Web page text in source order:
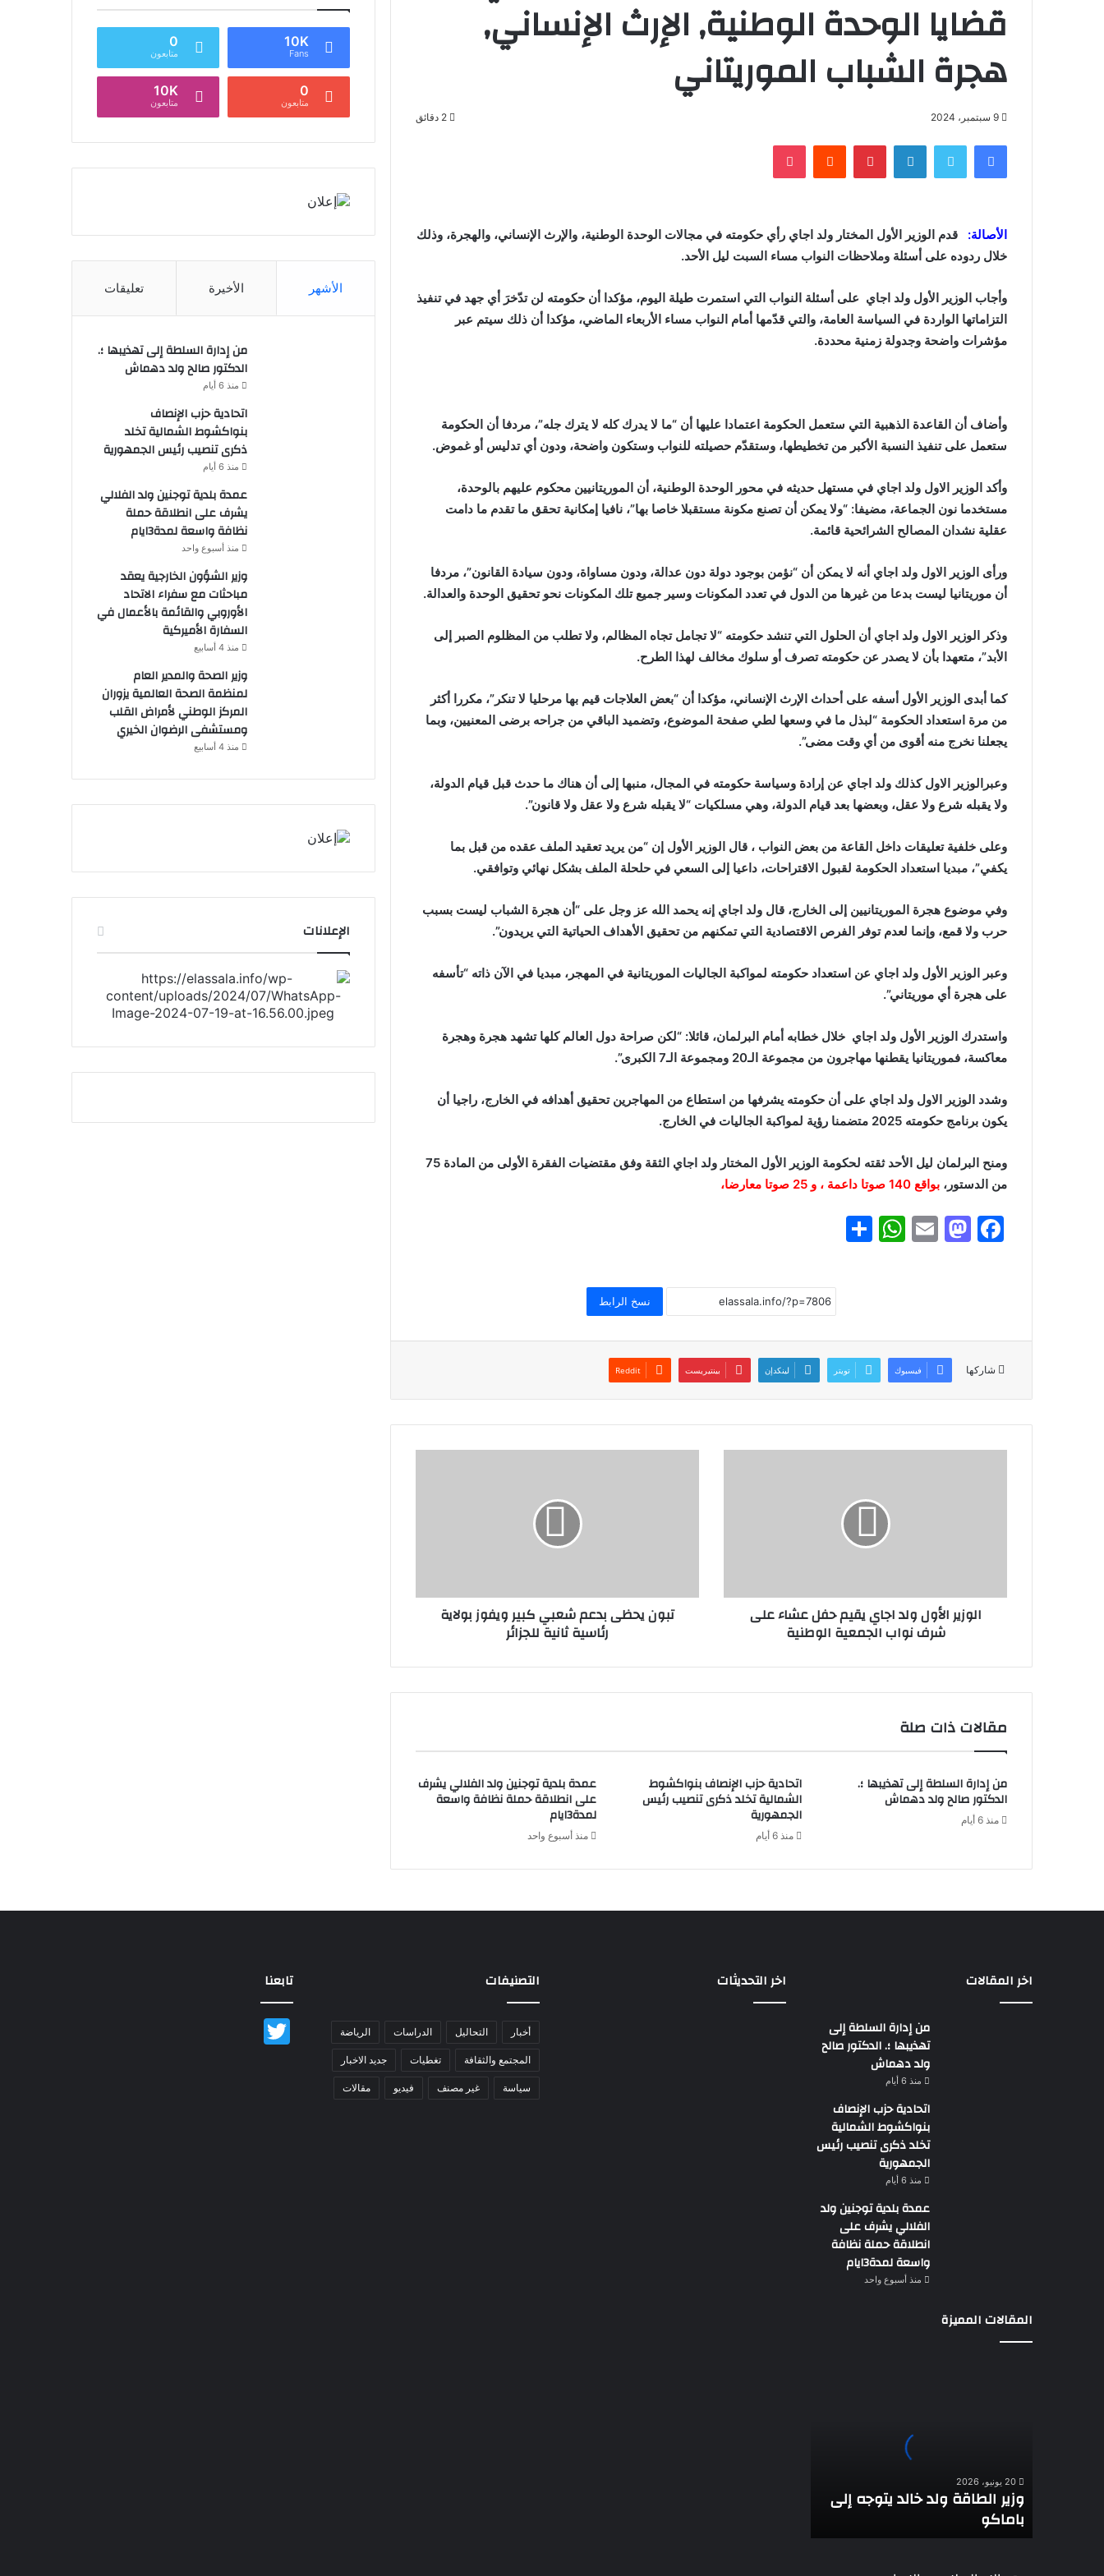
قضايا الوحدة الوطنية, الإرث الإنساني,
هجرة الشباب الموريتاني
9 سبتمبر، 2024
فيسبوك لينكدإن بينتيريست
الأصالة:
قدم الوزير الأول المختار ولد اجاي رأي حكومته في مجالات الوحدة الوطنية، والإرث الإنساني، والهجرة، وذلك
خلال ردوده على أسئلة وملاحظات النواب مساء السبت ليل الأحد.
وأجاب الوزير الأول ولد اجاي على أسئلة النواب التي استمرت طيلة اليوم، مؤكدا أن حكومته لن تدّخرَ أي جهد في تنفيذ
التزاماتها الواردة في السياسة العامة، والتي قدّمها أمام النواب مساء الأربعاء الماضي، مؤكدا أن ذلك سيتم عبر
مؤشرات واضحة وجدولة زمنية محددة.
وأضاف أن القاعدة الذهبية التي ستعمل الحكومة اعتمادا عليها أن “ما لا يدرك كله لا يترك جله”، مردفا أن الحكومة
ستعمل على تنفيذ النسبة الأكبر من تخطيطها، وستقدّم حصيلته للنواب وستكون واضحة، ودون أي تدليس أو غموض.
وأكد الوزير الاول ولد اجاي في مستهل حديثه في محور الوحدة الوطنية، أن الموريتانيين محكوم عليهم بالوحدة،
مستخدما نون الجماعة، مضيفا: “ولا يمكن أن تصنع مكونة مستقبلا خاصا بها”، نافيا إمكانية تحقق ما تقدم ما دامت
عقلية نشدان المصالح الشرائحية قائمة.
ورأى الوزير الاول ولد اجاي أنه لا يمكن أن “نؤمن بوجود دولة دون عدالة، ودون مساواة، ودون سيادة القانون”، مردفا
أن موريتانيا ليست بدعا من غيرها من الدول في تعدد المكونات وسير جميع تلك المكونات نحو تحقيق الوحدة والعدالة.
وذكر الوزير الاول ولد اجاي أن الحلول التي تنشد حكومته “لا تجامل تجاه المظالم، ولا تطلب من المظلوم الصبر إلى
الأبد”، متعهدا بأن لا يصدر عن حكومته تصرف أو سلوك مخالف لهذا الطرح.
كما أبدى الوزير الأول أسفه على أحداث الإرث الإنساني، مؤكدا أن “بعض العلاجات قيم بها مرحليا لا تنكر”، مكررا أكثر
من مرة استعداد الحكومة “لبذل ما في وسعها لطي صفحة الموضوع، وتضميد الباقي من جراحه برضى المعنيين، وبما
يجعلنا نخرج منه أقوى من أي وقت مضى”.
وعبرالوزير الاول كذلك ولد اجاي عن إرادة وسياسة حكومته في المجال، منبها إلى أن هناك ما حدث قبل قيام الدولة،
ولا يقبله شرع ولا عقل، وبعضها بعد قيام الدولة، وهي مسلكيات “لا يقبله شرع ولا عقل ولا قانون”.
وعلى خلفية تعليقات داخل القاعة من بعض النواب ، قال الوزير الأول إن “من يريد تعقيد الملف عقده من قبل بما
يكفي”، مبديا استعداد الحكومة لقبول الاقتراحات، داعيا إلى السعي في حلحلة الملف بشكل نهائي وتوافقي.
وفي موضوع هجرة الموريتانيين إلى الخارج، قال ولد اجاي إنه يحمد الله عز وجل على “أن هجرة الشباب ليست بسبب
حرب ولا قمع، وإنما لعدم توفر الفرص الاقتصادية التي تمكنهم من تحقيق الأهداف الحياتية التي يريدون”.
وعبر الوزير الأول ولد اجاي عن استعداد حكومته لمواكبة الجاليات الموريتانية في المهجر، مبديا في الآن ذاته “تأسفه
على هجرة أي موريتاني”.
واستدرك الوزير الأول ولد اجاي خلال خطابه أمام البرلمان، قائلا: “لكن صراحة دول العالم كلها تشهد هجرة وهجرة
معاكسة، فموريتانيا يقطنها مهاجرون من مجموعة الـ20 ومجموعة الـ7 الكبرى”.
وشدد الوزير الاول ولد اجاي على أن حكومته يشرفها من استطاع من المهاجرين تحقيق أهدافه في الخارج، راجيا أن
يكون برنامج حكومته 2025 متضمنا رؤية لمواكبة الجاليات في الخارج.
ومنح البرلمان ليل الأحد ثقته لحكومة الوزير الأول المختار ولد اجاي الثقة وفق مقتضيات الفقرة الأولى من المادة 75
من الدستور، بواقع 140 صوتا داعمة ، و 25 صوتا معارضا،
F
b
o
o
M
d
o
n
E
W
A
p
p
ar
e
نسخ الرابط
شاركها فيسبوك تويتر لينكدإن بينتيريست
الوزير الأول ولد اجاي يقيم حفل عشاء على
شرف نواب الجمعية الوطنية
تبون يحظى بدعم شعبي كبير ويفوز بولاية
رئاسية ثانية للجزائر
مقالات ذات صلة
من إدارة السلطة إلى تهذيبها ؛.
الدكتور صالح ولد دهماش
منذ 6 أيام
اتحادية حزب الإنصاف بنواكشوط
الشمالية تخلد ذكرى تنصيب رئيس
الجمهورية
منذ 6 أيام
عمدة بلدية توجنين ولد الفلالي يشرف
على انطلاقة حملة نظافة واسعة
لمدة3ايام
منذ أسبوع واحد
10K
Fans
0
متابعون
0
متابعون
10K
متابعون
الأشهر الأخيرة تعليقات
من إدارة السلطة إلى تهذيبها ؛.
الدكتور صالح ولد دهماش
منذ 6 أيام
اتحادية حزب الإنصاف
بنواكشوط الشمالية تخلد
ذكرى تنصيب رئيس الجمهورية
منذ 6 أيام
عمدة بلدية توجنين ولد الفلالي
يشرف على انطلاقة حملة
نظافة واسعة لمدة3ايام
منذ أسبوع واحد
وزير الشؤون الخارجية يعقد
مباحثات مع سفراء الاتحاد
الأوروبي والقائمة بالأعمال في
السفارة الأميركية
منذ 4 أسابيع
وزير الصحة والمدير العام
لمنظمة الصحة العالمية يزوران
المركز الوطني لأمراض القلب
ومستشفى الرضوان الخيري
منذ 4 أسابيع
الإعلانات
اخر المقالات
من إدارة السلطة إلى
تهذيبها ؛. الدكتور صالح
ولد دهماش
منذ 6 أيام
اتحادية حزب الإنصاف
بنواكشوط الشمالية
تخلد ذكرى تنصيب رئيس
الجمهورية
منذ 6 أيام
عمدة بلدية توجنين ولد
الفلالي يشرف على
انطلاقة حملة نظافة
واسعة لمدة3ايام
منذ أسبوع واحد
المقالات المميزة
20 يونيو، 2026
وزير الطاقة ولد خالد يتوجه إلى
باماكو
اخر التحديثات التصنيفات
أخبار التحاليل الدراسات الرياضة
المجتمع والثقافة تغطيات جديد الاخبار
سياسة غير مصنف فيديو مقالات
تابعنا